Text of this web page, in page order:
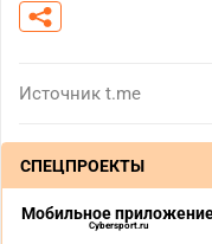
Источник t.me
СПЕЦПРОЕКТЫ
Мобильное
Cybersport.ru